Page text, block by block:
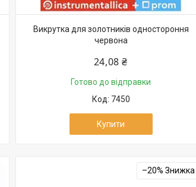
Викрутка для золотників одностороння
червона
24,08 ₴
Готово до відправки
7450
Купити
–20%